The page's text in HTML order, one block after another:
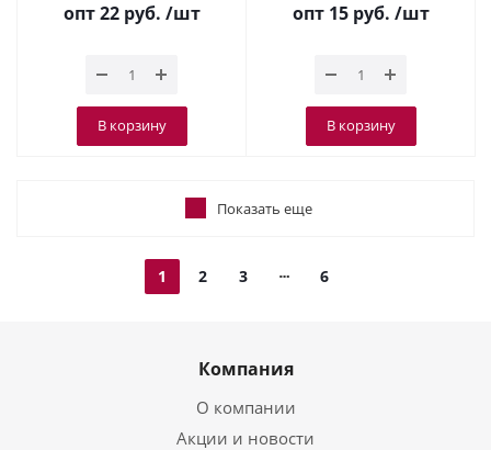
опт 22 руб. /шт
В корзину
опт 15 руб. /шт
В корзину
Показать еще
1 2 3 6
Компания
О компании
Акции и новости